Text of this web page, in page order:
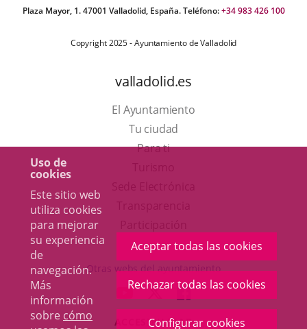
Uso de
cookies
Este sitio web
utiliza cookies
para mejorar
su experiencia
de
navegación.
Más
información
sobre cómo
Aceptar todas las cookies
Rechazar todas las cookies
Configurar cookies
Plaza Mayor, 1. 47001 Valladolid, España. Teléfono:+34 983 426 100
Copyright 2025 - Ayuntamiento de Valladolid
valladolid.es
El Ayuntamiento
Tu ciudad
Para ti
en
una
ventana
nueva.
aplicación
externa.
Otras webs del ayuntamiento
ENLACE
A
ENLACE
A
ENLACE
A
ACCESIBILIDAD